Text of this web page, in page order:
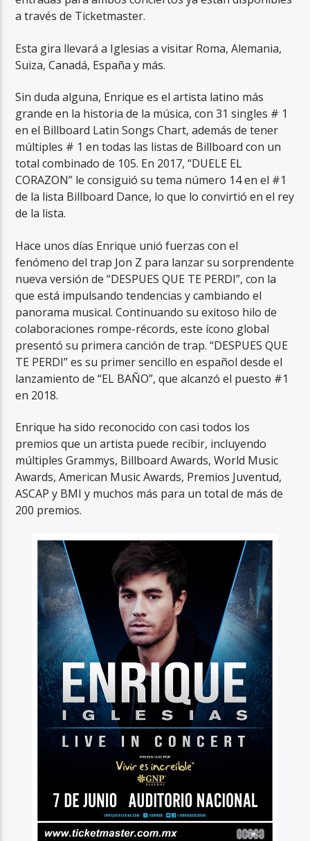
a través de Ticketmaster.
Esta gira llevará a Iglesias a visitar Roma, Alemania,
Suiza, Canadá, España y más.
Sin duda alguna, Enrique es el artista latino más
grande en la historia de la música, con 31 singles # 1
en el Billboard Latin Songs Chart, además de tener
múltiples # 1 en todas las listas de Billboard con un
total combinado de 105. En 2017, “DUELE EL
CORAZON” le consiguió su tema número 14 en el #1
de la lista Billboard Dance, lo que lo convirtió en el rey
de la lista.
Hace unos días Enrique unió fuerzas con el
fenómeno del trap Jon Z para lanzar su sorprendente
nueva versión de “DESPUES QUE TE PERDI”, con la
que está impulsando tendencias y cambiando el
panorama musical. Continuando su exitoso hilo de
colaboraciones rompe-récords, este ícono global
presentó su primera canción de trap. “DESPUES QUE
TE PERDI” es su primer sencillo en español desde el
lanzamiento de “EL BAÑO”, que alcanzó el puesto #1
en 2018.
Enrique ha sido reconocido con casi todos los
premios que un artista puede recibir, incluyendo
múltiples Grammys, Billboard Awards, World Music
Awards, American Music Awards, Premios Juventud,
ASCAP y BMI y muchos más para un total de más de
200 premios.